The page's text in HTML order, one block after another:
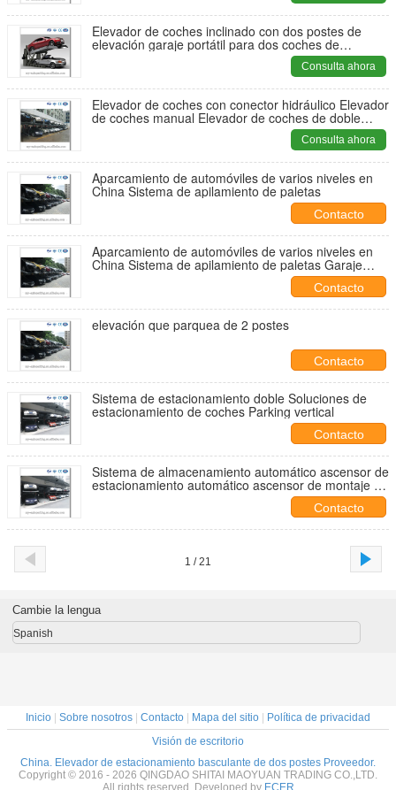
Elevador de coches inclinado con dos postes de
elevación garaje portátil para dos coches de
Consulta ahora
Elevador de coches con conector hidráulico Elevador
de coches manual Elevador de coches de doble
estacionamiento Elevador de coches inclinado
Consulta ahora
Aparcamiento de automóviles de varios niveles en
China Sistema de apilamiento de paletas
Contacto
Aparcamiento de automóviles de varios niveles en
China Sistema de apilamiento de paletas Garaje
Contacto
elevación que parquea de 2 postes
Contacto
Sistema de estacionamiento doble Soluciones de
estacionamiento de coches Parking vertical
Contacto
Sistema de almacenamiento automático ascensor de
estacionamiento automático ascensor de montaje de
Contacto
1 / 21
Cambie la lengua
Spanish
Inicio Sobre nosotros Contacto Mapa del sitio
Política de privacidad
Visión de escritorio
China. Elevador de estacionamiento basculante de dos postes Proveedor.
Copyright © 2016 - 2026 QINGDAO SHITAI MAOYUAN TRADING CO.,LTD.
All rights reserved. Developed by ECER